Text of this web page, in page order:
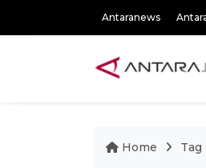
Antaranews
Home Tag